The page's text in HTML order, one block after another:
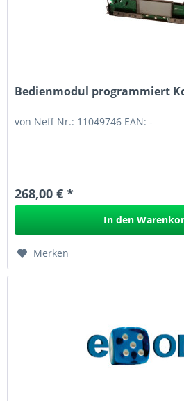
Bedienmodul programmiert
von Neff Nr.: 11049746 EAN: -
268,00 € *
In den
Merken